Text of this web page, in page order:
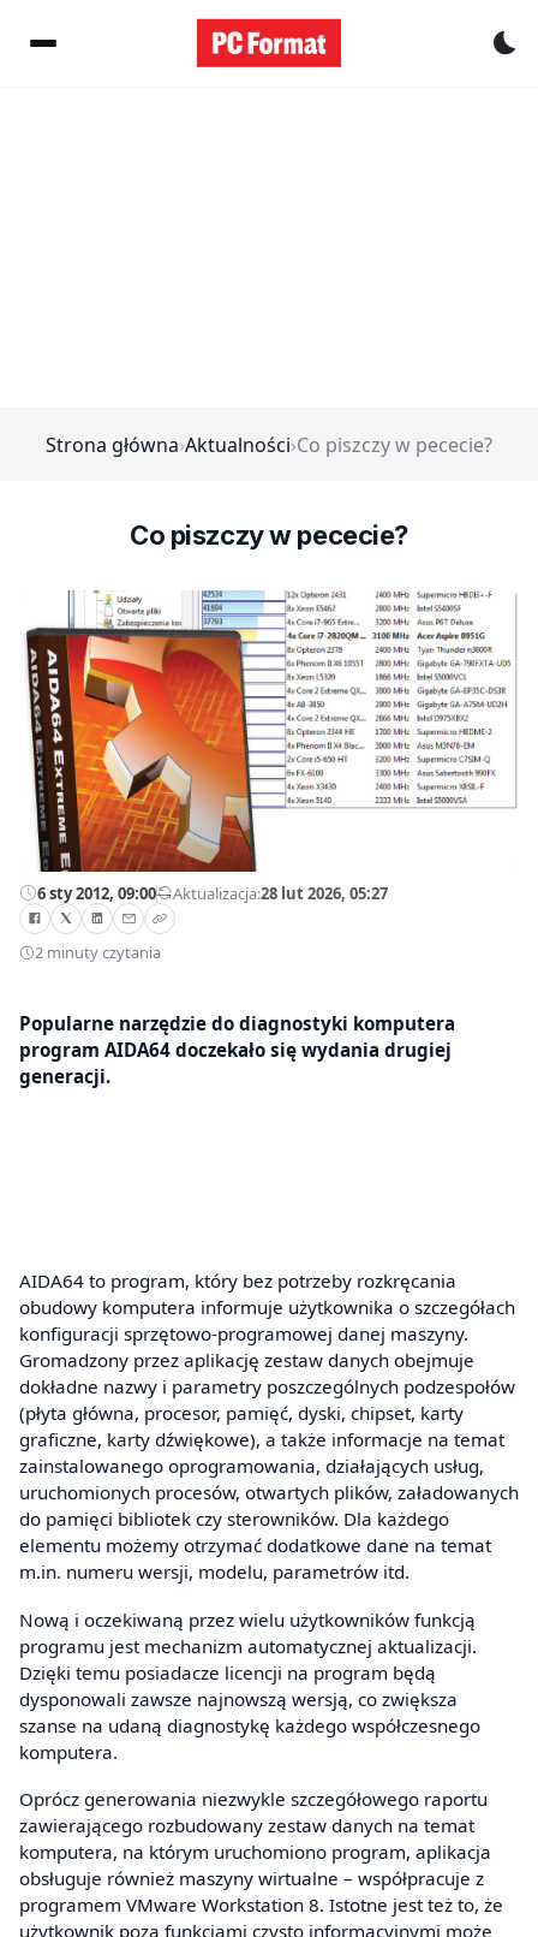
Strona główna›Aktualności›Co piszczy w pececie?
Co piszczy w pececie?
6 sty 2012, 09:00—Aktualizacja:28 lut 2026, 05:27
2 minuty czytania
Popularne narzędzie do diagnostyki komputera
program AIDA64 doczekało się wydania drugiej
generacji.
AIDA64 to program, który bez potrzeby rozkręcania
obudowy komputera informuje użytkownika o szczegółach
konfiguracji sprzętowo-programowej danej maszyny.
Gromadzony przez aplikację zestaw danych obejmuje
dokładne nazwy i parametry poszczególnych podzespołów
(płyta główna, procesor, pamięć, dyski, chipset, karty
graficzne, karty dźwiękowe), a także informacje na temat
zainstalowanego oprogramowania, działających usług,
uruchomionych procesów, otwartych plików, załadowanych
do pamięci bibliotek czy sterowników. Dla każdego
elementu możemy otrzymać dodatkowe dane na temat
m.in. numeru wersji, modelu, parametrów itd.
Nową i oczekiwaną przez wielu użytkowników funkcją
programu jest mechanizm automatycznej aktualizacji.
Dzięki temu posiadacze licencji na program będą
dysponowali zawsze najnowszą wersją, co zwiększa
szanse na udaną diagnostykę każdego współczesnego
komputera.
Oprócz generowania niezwykle szczegółowego raportu
zawierającego rozbudowany zestaw danych na temat
komputera, na którym uruchomiono program, aplikacja
obsługuje również maszyny wirtualne – współpracuje z
programem VMware Workstation 8. Istotne jest też to, że
użytkownik poza funkcjami czysto informacyjnymi może